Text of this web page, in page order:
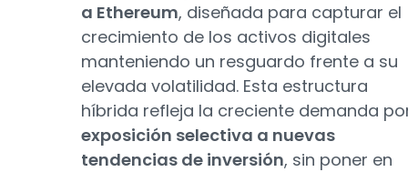
a Ethereum, diseñada para capturar el
crecimiento de los activos digitales
manteniendo un resguardo frente a su
elevada volatilidad. Esta estructura
híbrida refleja la creciente demanda
exposición selectiva a nuevas
tendencias de inversión, sin poner en